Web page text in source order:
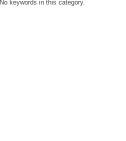
No keywords in this category.